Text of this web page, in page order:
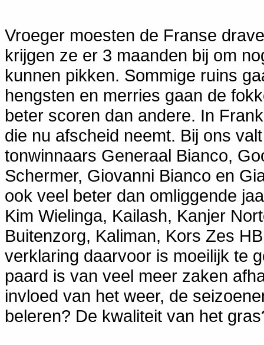
Vroeger moesten de Franse
krijgen ze er 3 maanden bij om
kunnen pikken. Sommige ruins
hengsten en merries gaan de
beter scoren dan andere. In
die nu afscheid neemt. Bij ons
tonwinnaars Generaal Bianco,
Schermer, Giovanni Bianco en
ook veel beter dan omliggende
Kim Wielinga, Kailash, Kanjer
Buitenzorg, Kaliman, Kors Zes
verklaring daarvoor is moeilijk te
paard is van veel meer zaken
invloed van het weer, de
beleren? De kwaliteit van het